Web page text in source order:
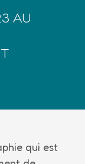
AU
qui est